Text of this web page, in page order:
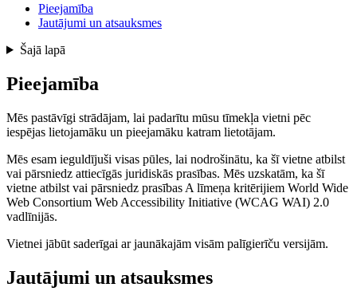
Pieejamība
Jautājumi un atsauksmes
Šajā lapā
Pieejamība
Mēs pastāvīgi strādājam, lai padarītu mūsu tīmekļa vietni pēc
iespējas lietojamāku un pieejamāku katram lietotājam.
Mēs esam ieguldījuši visas pūles, lai nodrošinātu, ka šī vietne atbilst
vai pārsniedz attiecīgās juridiskās prasības. Mēs uzskatām, ka šī
vietne atbilst vai pārsniedz prasības A līmeņa kritērijiem World Wide
Web Consortium Web Accessibility Initiative (WCAG WAI) 2.0
vadlīnijās.
Vietnei jābūt saderīgai ar jaunākajām visām palīgierīču versijām.
Jautājumi un atsauksmes